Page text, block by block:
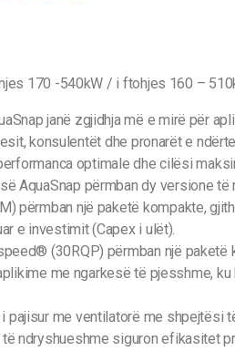
170 -540kW / i ftohjes 160 –
janë zgjidhja më e mirë për
konsulentët dhe pronarët e
optimale dhe cilësi
AquaSnap përmban dy versione të
përmban një paketë kompakte,
e investimit (Capex i ulët).
(30RQP) përmban një paketë
me ngarkesë të pjesshme, ku
pajisur me ventilatorë me shpejtësi
ndryshueshme siguron efikasitet